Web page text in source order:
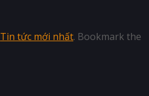
Tin tức mới nhất. Bookmark the